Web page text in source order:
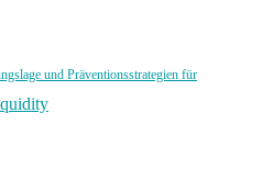
und Präventionsstrategien für